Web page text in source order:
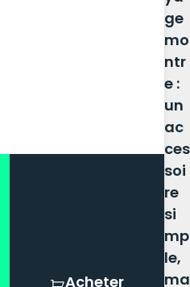
Acheter
ge
mo
ntr
e :
un
ac
ces
soi
re
si
mp
le,
ma